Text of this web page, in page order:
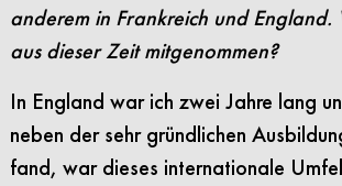
anderem in Frankreich und England.
aus dieser Zeit mitgenommen?
In England war ich zwei Jahre lang
neben der sehr gründlichen
fand, war dieses internationale